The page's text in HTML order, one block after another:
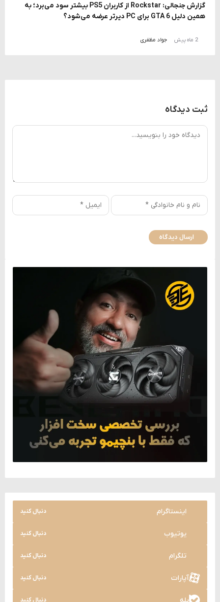
گزارش جنجالی: Rockstar از کاربران PS5 بیشتر سود می‌برد؛ به
همین دلیل GTA 6 برای PC دیرتر عرضه می‌شود؟
2 ماه پیش جواد مظفری
ثبت دیدگاه
اینستاگرام دنبال کنید
یوتیوب دنبال کنید
تلگرام دنبال کنید
آپارات دنبال کنید
بله دنبال کنید